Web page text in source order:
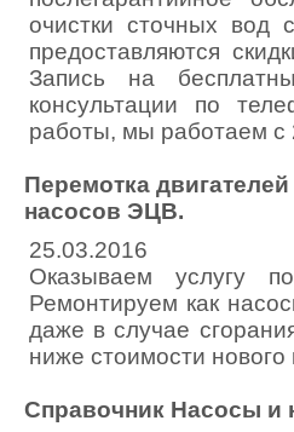
очистки сточных вод
предоставляются
Запись на
консультации по
работы, мы работаем с
Перемотка
насосов ЭЦВ.
25.03.2016
Оказываем услугу
Ремонтируем как
даже в случае
ниже стоимости нового
Справочник Насосы и